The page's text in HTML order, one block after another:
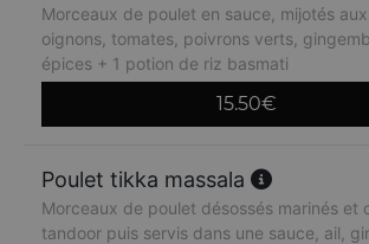
Morceaux de poulet en sauce, mijotés
oignons, tomates, poivrons verts,
épices + 1 potion de riz basmati
15.50€
Poulet tikka massala
Morceaux de poulet désossés marinés et
tandoor puis servis dans une sauce, ail,